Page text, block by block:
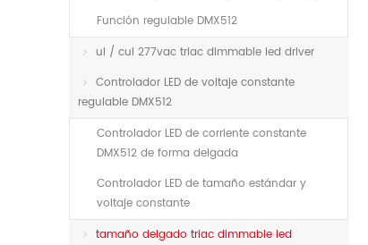
Función regulable DMX512
ul / cul 277vac triac dimmable led driver
Controlador LED de voltaje constante
regulable DMX512
Controlador LED de corriente constante
DMX512 de forma delgada
Controlador LED de tamaño estándar y
voltaje constante
tamaño delgado triac dimmable led